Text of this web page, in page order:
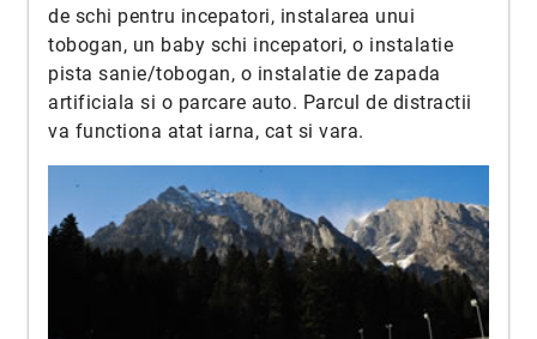
de schi pentru incepatori, instalarea unui
tobogan, un baby schi incepatori, o instalatie
pista sanie/tobogan, o instalatie de zapada
artificiala si o parcare auto. Parcul de distractii
va functiona atat iarna, cat si vara.